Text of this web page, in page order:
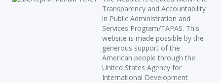
Transparency and Accountability
in Public Administration and
Services Program/TAPAS. This
website is made possible by the
generous support of the
American people through the
United States Agency for
International Development